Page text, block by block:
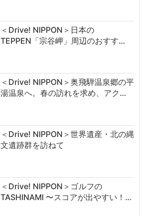
＜Drive! NIPPON＞日本の
TEPPEN「宗谷岬」周辺のおすす…
＜Drive! NIPPON＞奥飛騨温泉郷の平
湯温泉へ。春の訪れを求め、アク…
＜Drive! NIPPON＞世界遺産・北の縄
文遺跡群を訪ねて
＜Drive! NIPPON＞ゴルフの
TASHINAMI 〜スコアが出やすい！…